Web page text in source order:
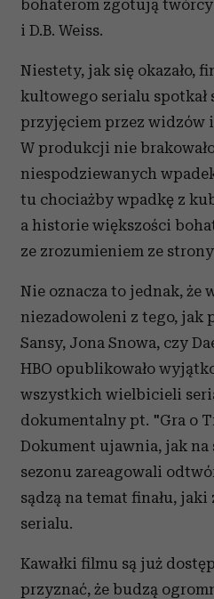
bohaterom zgotują
i D.B. Weiss.
Niestety, jak się okazało,
kultowego serialu spotkał
przyjęciem przez widzów i
W produkcji nie
niespodziewanych
tu chociażby wpadkę z
a historie większości
ze zrozumieniem ze
Nie oznacza to jednak, że
niezadowoleni z tego, jak
Sansy, Jona Snowa, czy
HBO opublikowało
wszystkich wielbicieli
dokumentalny pt. "Gra o
Dokument ujawnia, jak
sezonu zareagowali
sądzą na temat finału,
serialu.
Kawałki filmu są już
przyznać, że budzą